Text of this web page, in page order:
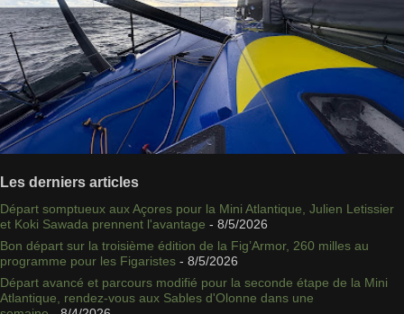
Les derniers articles
Départ somptueux aux Açores pour la Mini Atlantique, Julien Letissier
et Koki Sawada prennent l'avantage - 8/5/2026
Bon départ sur la troisième édition de la Fig’Armor, 260 milles au
programme pour les Figaristes - 8/5/2026
Départ avancé et parcours modifié pour la seconde étape de la Mini
Atlantique, rendez-vous aux Sables d'Olonne dans une